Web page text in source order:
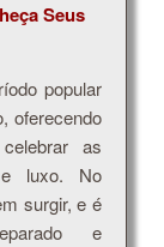
Seus
popular
oferecendo
as
luxo. No
surgir, e é
e